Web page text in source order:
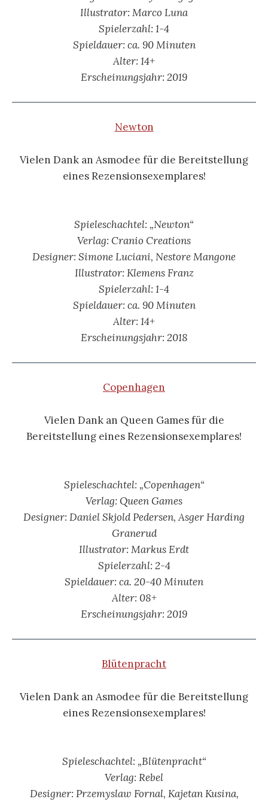
Illustrator: Marco Luna
Spielerzahl: 1-4
Spieldauer: ca. 90 Minuten
Alter: 14+
Erscheinungsjahr: 2019
Newton
Vielen Dank an Asmodee für die Bereitstellung
eines Rezensionsexemplares!
Spieleschachtel: „Newton“
Verlag: Cranio Creations
Designer: Simone Luciani, Nestore Mangone
Illustrator: Klemens Franz
Spielerzahl: 1-4
Spieldauer: ca. 90 Minuten
Alter: 14+
Erscheinungsjahr: 2018
Copenhagen
Vielen Dank an Queen Games für die
Bereitstellung eines Rezensionsexemplares!
Spieleschachtel: „Copenhagen“
Verlag: Queen Games
Designer: Daniel Skjold Pedersen, Asger Harding
Granerud
Illustrator: Markus Erdt
Spielerzahl: 2-4
Spieldauer: ca. 20-40 Minuten
Alter: 08+
Erscheinungsjahr: 2019
Blütenpracht
Vielen Dank an Asmodee für die Bereitstellung
eines Rezensionsexemplares!
Spieleschachtel: „Blütenpracht“
Verlag: Rebel
Designer: Przemyslaw Fornal, Kajetan Kusina,